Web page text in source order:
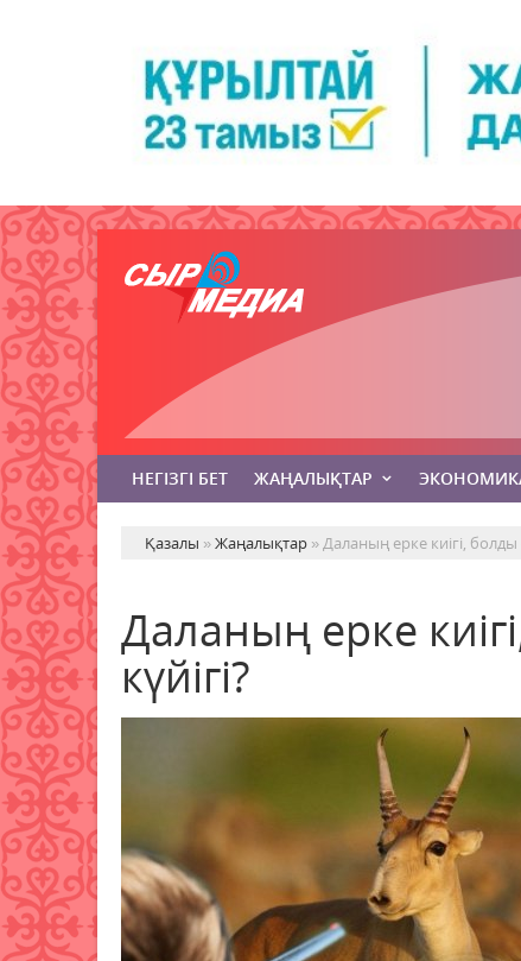
НЕГІЗГІ БЕТ ЖАҢАЛЫҚТАР
Қазалы »Жаңалықтар » Даланың ерке киігі, болды
Даланың ерке
күйігі?